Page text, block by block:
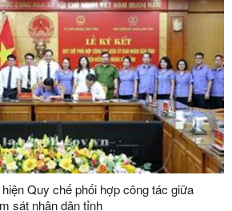
Quy chế phối hợp công tác giữa
sát nhân dân tỉnh